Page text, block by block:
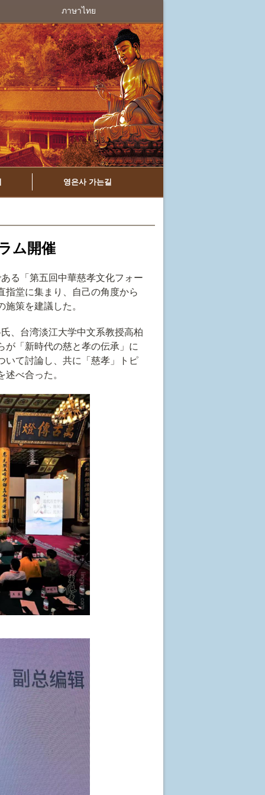
ภาษาไทย
영은사 가는길
ム開催
る「第五回中華慈孝文化フォー
指堂に集まり、自己の角度から
策を建議した。
、台湾淡江大学中文系教授高柏
が「新時代の慈と孝の伝承」に
いて討論し、共に「慈孝」トピ
べ合った。